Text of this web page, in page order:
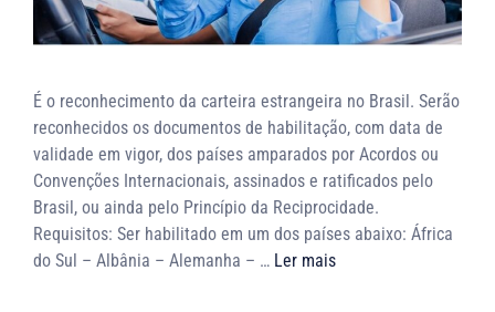
É o reconhecimento da carteira estrangeira no Brasil. Serão
reconhecidos os documentos de habilitação, com data de
validade em vigor, dos países amparados por Acordos ou
Convenções Internacionais, assinados e ratificados pelo
Brasil, ou ainda pelo Princípio da Reciprocidade.
Requisitos: Ser habilitado em um dos países abaixo: África
do Sul – Albânia – Alemanha – … Ler mais